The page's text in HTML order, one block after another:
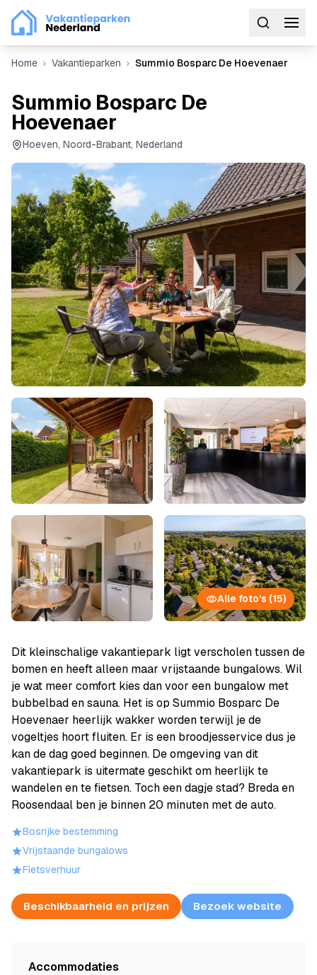
Home Vakantieparken Summio Bosparc De Hoevenaer
Summio Bosparc De
Hoevenaer
Hoeven, Noord-Brabant, Nederland
Alle foto's (15)
Dit kleinschalige vakantiepark ligt verscholen tussen de
bomen en heeft alleen maar vrijstaande bungalows. Wil
je wat meer comfort kies dan voor een bungalow met
bubbelbad en sauna. Het is op Summio Bosparc De
Hoevenaer heerlijk wakker worden terwijl je de
vogeltjes hoort fluiten. Er is een broodjesservice dus je
kan de dag goed beginnen. De omgeving van dit
vakantiepark is uitermate geschikt om heerlijk te
wandelen en te fietsen. Toch een dagje stad? Breda en
Roosendaal ben je binnen 20 minuten met de auto.
Bosrijke bestemming
Vrijstaande bungalows
Fietsverhuur
Beschikbaarheid en prijzen Bezoek website
Accommodaties